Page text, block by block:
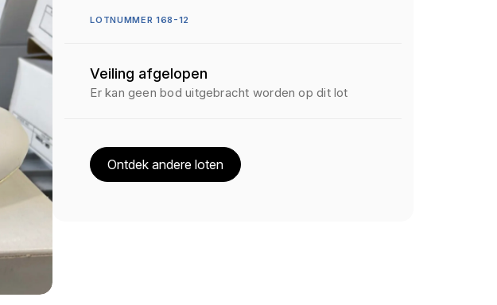
LOTNUMMER 168-12
Veiling afgelopen
Er kan geen bod uitgebracht worden op dit lot
Ontdek andere loten